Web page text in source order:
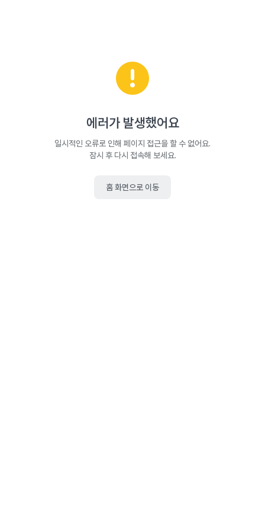
에러가 발생했어요
일시적인 오류로 인해 페이지 접근을 할 수 없어요.
잠시 후 다시 접속해 보세요.
홈 화면으로 이동